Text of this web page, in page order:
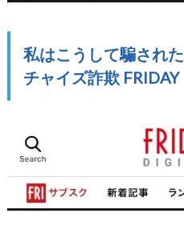
私はこうして騙され
チャイズ詐欺 FRIDAY